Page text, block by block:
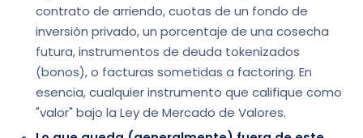
contrato de arriendo, cuotas de un fondo de
inversión privado, un porcentaje de una cosecha
futura, instrumentos de deuda tokenizados
(bonos), o facturas sometidas a factoring. En
esencia, cualquier instrumento que califique como
"valor" bajo la Ley de Mercado de Valores.